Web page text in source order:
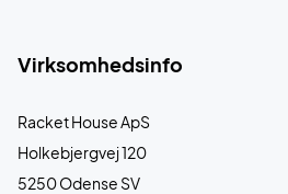
Virksomhedsinfo
Racket House ApS
Holkebjergvej 120
5250 Odense SV